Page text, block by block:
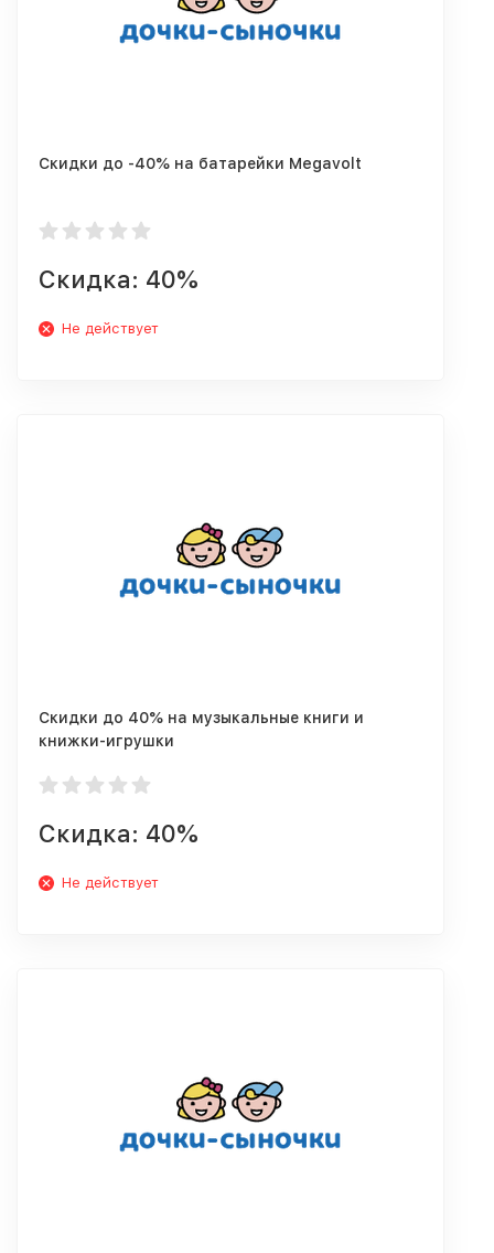
Скидки до -40% на батарейки Megavolt
Скидка: 40%
Не действует
Скидки до 40% на музыкальные книги и
книжки-игрушки
Скидка: 40%
Не действует